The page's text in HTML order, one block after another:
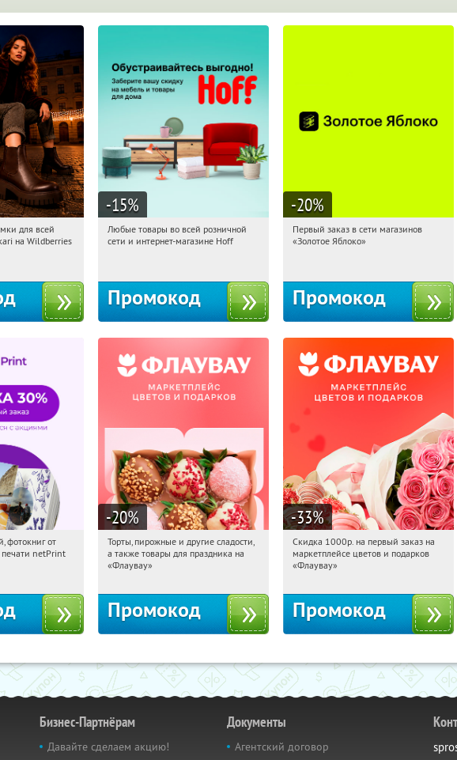
Получили:
для всей
на Wildberries
-15%
09:20:45 Получили:
Любые товары во всей розничной
сети и интернет-магазине Hoff
Промокод
-20%
09:20:45
Получи первым!
Первый заказ в сети магазинов
«Золотое Яблоко»
Промокод
Получили:
фотокниг от
netPrint
-20%
09:20:45 Получили:
Россия
Торты, пирожные и другие сладости,
а также товары для праздника на
«Флаувау»
Промокод
-33%
09:20:45 Получили:
Россия
Скидка 1000р. на первый заказ на
маркетплейсе цветов и подарков
«Флаувау»
Промокод
Бизнес-Партнёрам
Давайте сделаем акцию!
Документы
Агентский договор